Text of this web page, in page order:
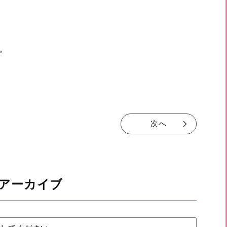
次へ
ーカイブ